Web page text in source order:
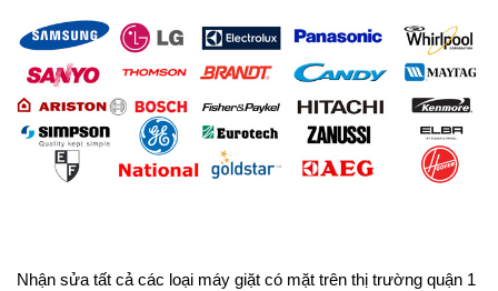
Nhận sửa tất cả các loại máy giặt có mặt trên thị trường quận 1